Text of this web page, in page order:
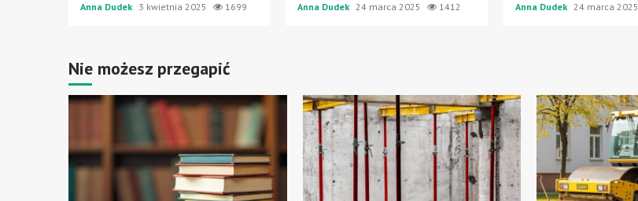
Anna Dudek 3 kwietnia 2025 1699 Anna Dudek 24 marca 2025 1412 Anna Dudek 24 marca 2025
Nie możesz przegapić